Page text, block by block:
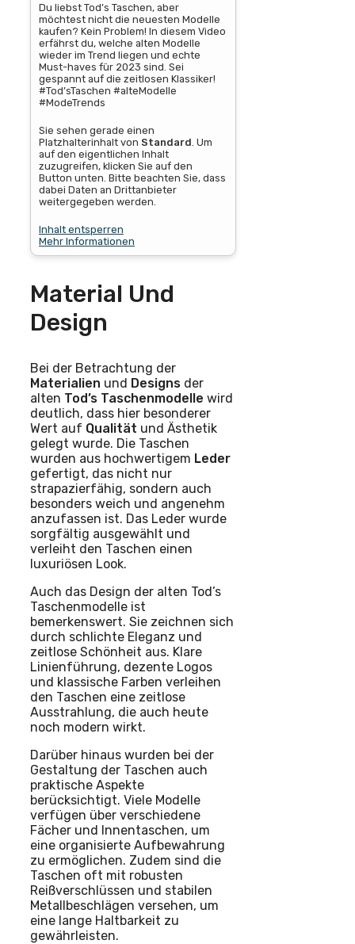
Du liebst Tod’s Taschen, aber
möchtest nicht die neuesten Modelle
kaufen? Kein Problem! In diesem Video
erfährst du, welche alten Modelle
wieder im Trend liegen und echte
Must-haves für 2023 sind. Sei
gespannt auf die zeitlosen Klassiker!
#Tod’sTaschen #alteModelle
#ModeTrends
Sie sehen gerade einen
Platzhalterinhalt von Standard . Um
auf den eigentlichen Inhalt
zuzugreifen, klicken Sie auf den
Button unten. Bitte beachten Sie, dass
dabei Daten an Drittanbieter
weitergegeben werden.
Inhalt entsperren
Mehr Informationen
Material Und
Design
Bei der Betrachtung der
Materialien und Designs der
alten Tod’s Taschenmodelle wird
deutlich, dass hier besonderer
Wert auf Qualität und Ästhetik
gelegt wurde. Die Taschen
wurden aus hochwertigem Leder
gefertigt, das nicht nur
strapazierfähig, sondern auch
besonders weich und angenehm
anzufassen ist. Das Leder wurde
sorgfältig ausgewählt und
verleiht den Taschen einen
luxuriösen Look.
Auch das Design der alten Tod’s
Taschenmodelle ist
bemerkenswert. Sie zeichnen sich
durch schlichte Eleganz und
zeitlose Schönheit aus. Klare
Linienführung, dezente Logos
und klassische Farben verleihen
den Taschen eine zeitlose
Ausstrahlung, die auch heute
noch modern wirkt.
Darüber hinaus wurden bei der
Gestaltung der Taschen auch
praktische Aspekte
berücksichtigt. Viele Modelle
verfügen über verschiedene
Fächer und Innentaschen, um
eine organisierte Aufbewahrung
zu ermöglichen. Zudem sind die
Taschen oft mit robusten
Reißverschlüssen und stabilen
Metallbeschlägen versehen, um
eine lange Haltbarkeit zu
gewährleisten.